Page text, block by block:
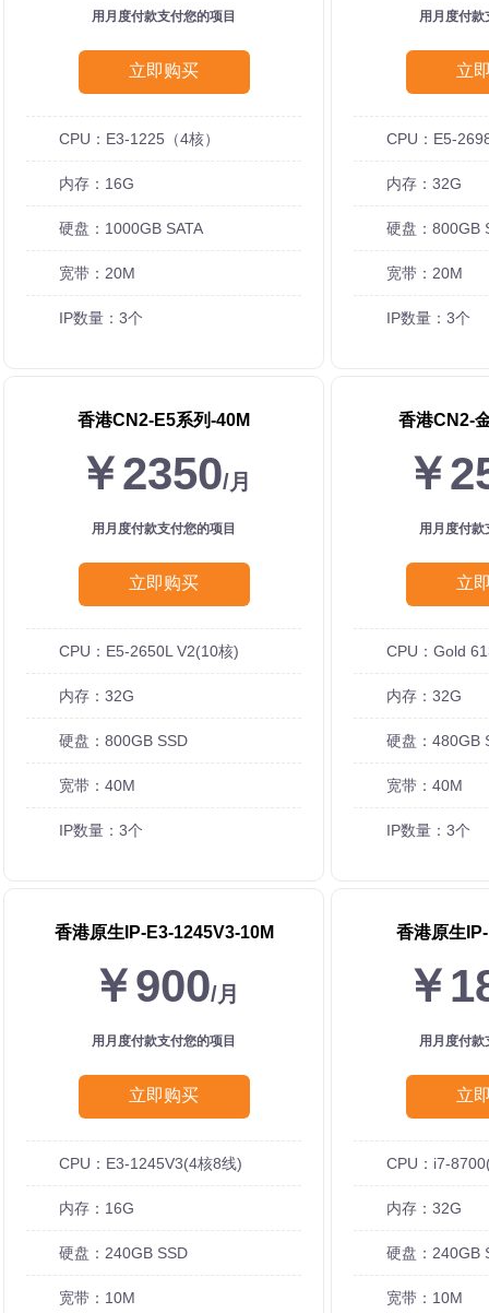
用月度付款支付您的项目
立即购买
CPU：E3-1225（4核）
内存：16G
硬盘：1000GB SATA
宽带：20M
IP数量：3个
用月度付款
立
CPU：E5-
内存：32G
硬盘：800GB
宽带：20M
IP数量：3个
香港CN2-E5系列-40M
￥2350/月
用月度付款支付您的项目
立即购买
CPU：E5-2650L V2(10核)
内存：32G
硬盘：800GB SSD
宽带：40M
IP数量：3个
香港CN2-
￥
用月度付款
立
CPU：Gold
内存：32G
硬盘：480GB
宽带：40M
IP数量：3个
香港原生IP-E3-1245V3-10M
￥900/月
用月度付款支付您的项目
立即购买
CPU：E3-1245V3(4核8线)
内存：16G
硬盘：240GB SSD
宽带：10M
香港原生
￥
用月度付款
立
CPU：i7-
内存：32G
硬盘：240GB
宽带：10M